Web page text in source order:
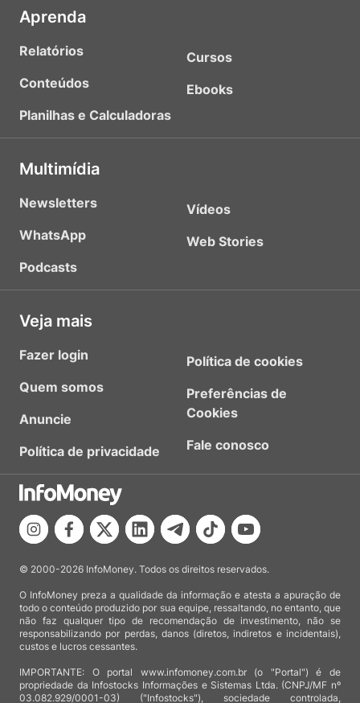
Aprenda
Relatórios
Conteúdos
Planilhas e Calculadoras
Cursos
Ebooks
Multimídia
Newsletters
WhatsApp
Podcasts
Vídeos
Web Stories
Veja mais
Fazer login
Quem somos
Anuncie
Política de privacidade
Política de cookies
Preferências de
Cookies
Fale conosco
© 2000-2026 InfoMoney. Todos os direitos reservados.
O InfoMoney preza a qualidade da informação e atesta a apuração de
todo o conteúdo produzido por sua equipe, ressaltando, no entanto, que
não faz qualquer tipo de recomendação de investimento, não se
responsabilizando por perdas, danos (diretos, indiretos e incidentais),
custos e lucros cessantes.
IMPORTANTE: O portal www.infomoney.com.br (o "Portal") é de
propriedade da Infostocks Informações e Sistemas Ltda. (CNPJ/MF nº
03.082.929/0001-03) ("Infostocks"), sociedade controlada,